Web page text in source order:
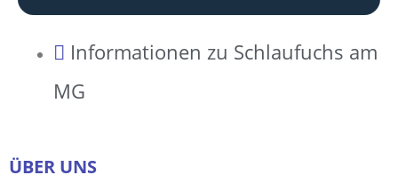
Informationen zu Schlaufuchs am
MG
ÜBER UNS